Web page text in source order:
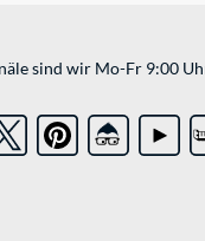
sind wir Mo-Fr 9:00